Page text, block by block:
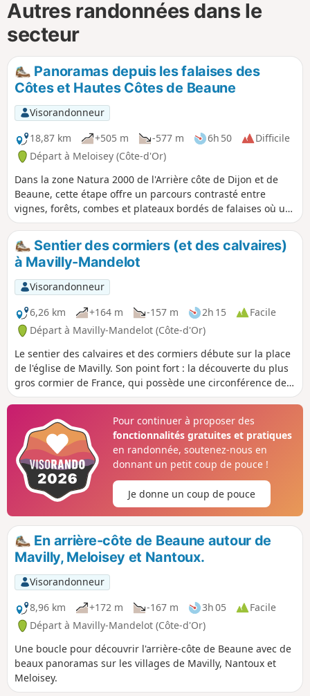
Autres randonnées dans le
secteur
Panoramas depuis les falaises des
Côtes et Hautes Côtes de Beaune
Visorandonneur
18,87 km
+505 m -577 m 6h 50
Difficile
Départ à Meloisey (Côte-d'Or)
Dans la zone Natura 2000 de l'Arrière côte de Dijon et de
Beaune, cette étape offre un parcours contrasté entre
vignes, forêts, combes et plateaux bordés de falaises où un
aventurier de l’extrême a démarré sa carrière. Des tables
d'orientation offrent des points de vue panoramiques des
chaînons du Jura jusqu'aux Alpes en passant par les
vignobles des Côtes et Hautes Côtes de Beaune inscrits au
patrimoine mondial de l'UNESCO au titre de paysage
culturel des Climats du vignoble de Bourgogne.
Sentier des cormiers (et des calvaires)
à Mavilly-Mandelot
Visorandonneur
6,26 km
+164 m -157 m 2h 15
Facile
Départ à Mavilly-Mandelot (Côte-d'Or)
Le sentier des calvaires et des cormiers débute sur la place
de l'église de Mavilly. Son point fort : la découverte du plus
gros cormier de France, qui possède une circonférence de
4,50 m.
Pour continuer à proposer des
fonctionnalités gratuites et pratiques
en randonnée, soutenez-nous en
donnant un petit coup de pouce !
Je donne un coup de pouce
En arrière-côte de Beaune autour de
Mavilly, Meloisey et Nantoux.
Visorandonneur
8,96 km
+172 m -167 m 3h 05
Facile
Départ à Mavilly-Mandelot (Côte-d'Or)
Une boucle pour découvrir l'arrière-côte de Beaune avec de
beaux panoramas sur les villages de Mavilly, Nantoux et
Meloisey.